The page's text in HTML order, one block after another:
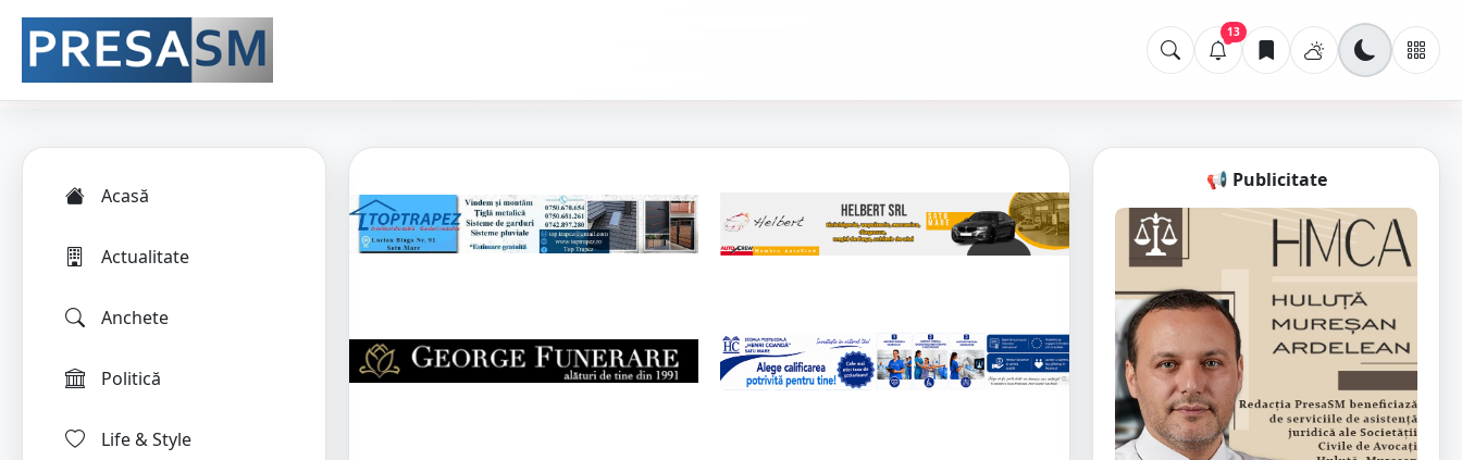
13
Acasă
Actualitate
Anchete
Politică
Life & Style
📢 Publicitate